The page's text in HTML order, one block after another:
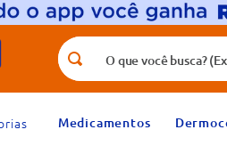
O que você busca? (Ex.: vitamina,
medicamento
Medicamentos